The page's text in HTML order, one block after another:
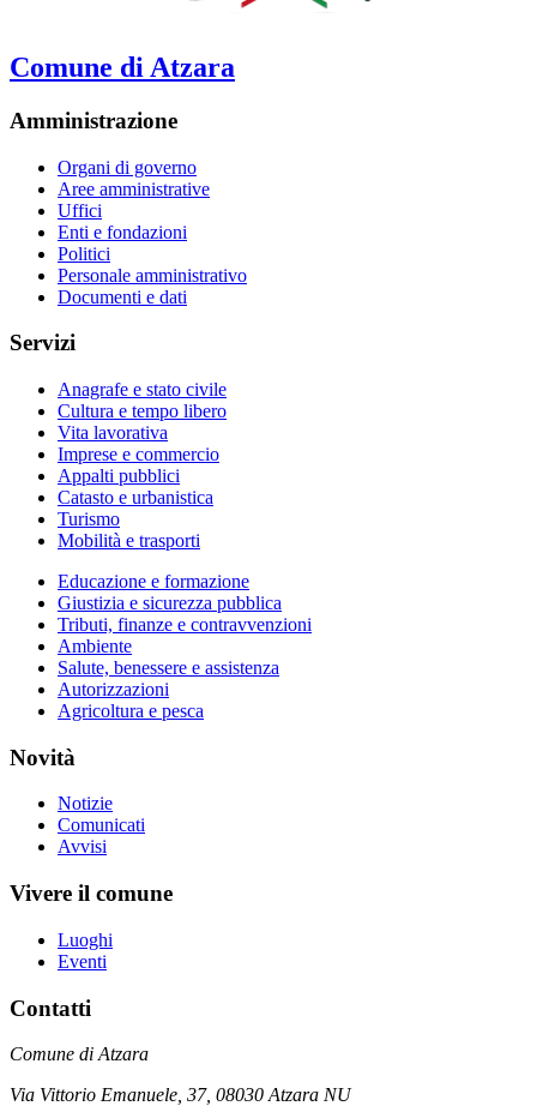
Comune di Atzara
Amministrazione
Organi di governo
Aree amministrative
Uffici
Enti e fondazioni
Politici
Personale amministrativo
Documenti e dati
Servizi
Anagrafe e stato civile
Cultura e tempo libero
Vita lavorativa
Imprese e commercio
Appalti pubblici
Catasto e urbanistica
Turismo
Mobilità e trasporti
Educazione e formazione
Giustizia e sicurezza pubblica
Tributi, finanze e contravvenzioni
Ambiente
Salute, benessere e assistenza
Autorizzazioni
Agricoltura e pesca
Novità
Notizie
Comunicati
Avvisi
Vivere il comune
Luoghi
Eventi
Contatti
Comune di Atzara
Via Vittorio Emanuele, 37, 08030 Atzara NU